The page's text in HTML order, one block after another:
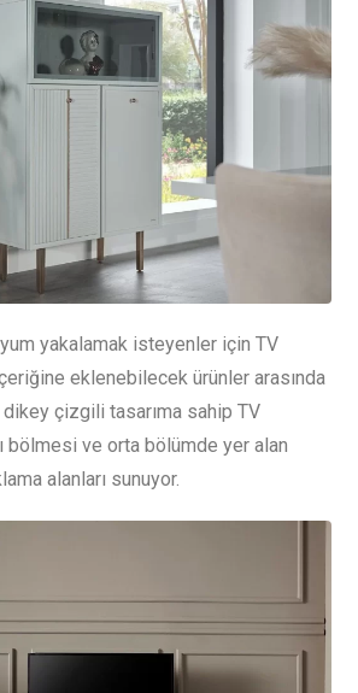
yakalamak isteyenler için TV
eklenebilecek ürünler arasında
dikey çizgili tasarıma sahip TV
bölmesi ve orta bölümde yer alan
alanları sunuyor.